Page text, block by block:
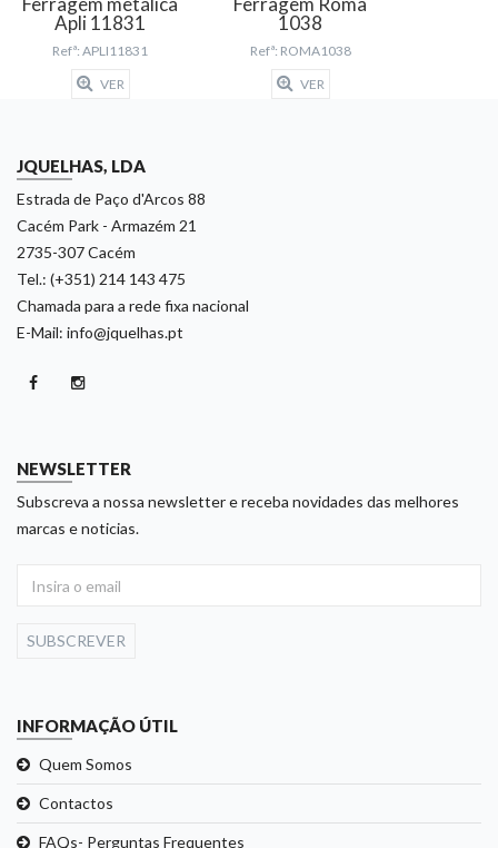
Apli 11831
Refª: APLI11831
VER
1038
Refª: ROMA1038
VER
JQUELHAS, LDA
Estrada de Paço d'Arcos 88
Cacém Park - Armazém 21
2735-307 Cacém
Tel.: (+351) 214 143 475
Chamada para a rede fixa nacional
E-Mail: info@jquelhas.pt
NEWSLETTER
Subscreva a nossa newsletter e receba novidades das melhores
marcas e noticias.
SUBSCREVER
INFORMAÇÃO ÚTIL
Quem Somos
Contactos
FAQs- Perguntas Frequentes